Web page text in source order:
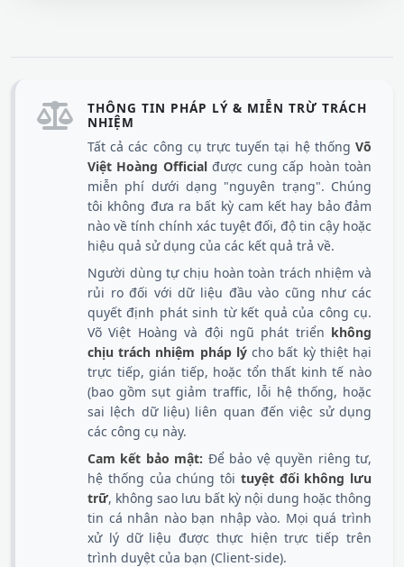
THÔNG TIN PHÁP LÝ & MIỄN TRỪ TRÁCH
NHIỆM
Tất cả các công cụ trực tuyến tại hệ thống Võ
Việt Hoàng Officialđược cung cấp hoàn toàn
miễn phí dưới dạng "nguyên trạng". Chúng
tôi không đưa ra bất kỳ cam kết hay bảo đảm
nào về tính chính xác tuyệt đối, độ tin cậy hoặc
hiệu quả sử dụng của các kết quả trả về.
Người dùng tự chịu hoàn toàn trách nhiệm và
rủi ro đối với dữ liệu đầu vào cũng như các
quyết định phát sinh từ kết quả của công cụ.
Võ Việt Hoàng và đội ngũ phát triển không
chịu trách nhiệm pháp lýcho bất kỳ thiệt hại
trực tiếp, gián tiếp, hoặc tổn thất kinh tế nào
(bao gồm sụt giảm traffic, lỗi hệ thống, hoặc
sai lệch dữ liệu) liên quan đến việc sử dụng
các công cụ này.
Cam kết bảo mật: Để bảo vệ quyền riêng tư,
hệ thống của chúng tôi tuyệt đối không lưu
trữ, không sao lưu bất kỳ nội dung hoặc thông
tin cá nhân nào bạn nhập vào. Mọi quá trình
xử lý dữ liệu được thực hiện trực tiếp trên
trình duyệt của bạn (Client-side).